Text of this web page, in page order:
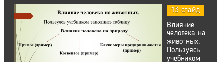
13 слайд
Влияние
человека на
животных.
Пользуясь
учебником